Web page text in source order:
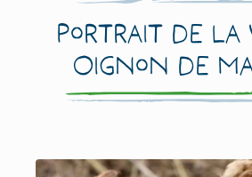
Portrait de la
Oignon de